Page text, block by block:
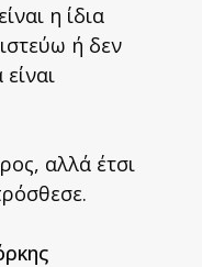
η ίδια
ή δεν
αλλά έτσι